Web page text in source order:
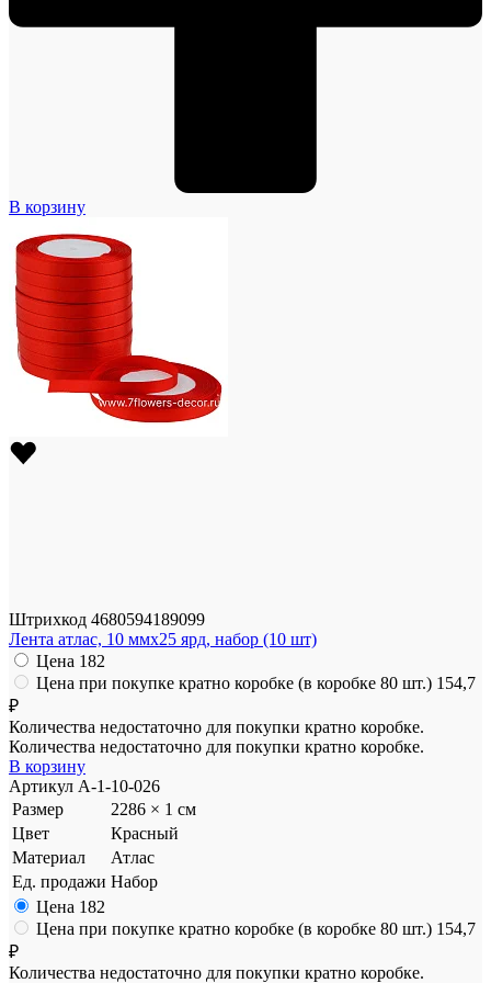
В корзину
Штрихкод 4680594189099
Лента атлас, 10 ммx25 ярд, набор (10 шт)
Цена 182
Цена при покупке кратно коробке (в коробке 80 шт.) 154,7
₽
Количества недостаточно для покупки кратно коробке.
Количества недостаточно для покупки кратно коробке.
В корзину
Артикул A-1-10-026
Размер
2286 × 1 см
Цвет
Красный
Материал
Атлас
Ед. продажи Набор
Цена 182
Цена при покупке кратно коробке (в коробке 80 шт.) 154,7
₽
Количества недостаточно для покупки кратно коробке.